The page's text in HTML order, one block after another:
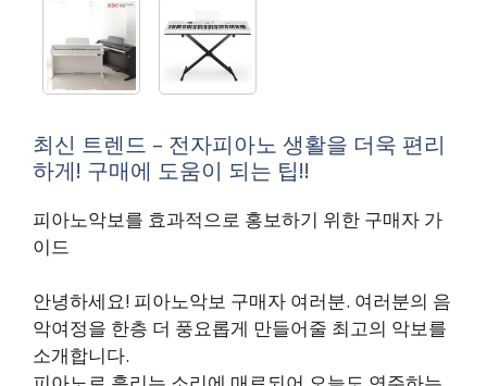
최신 트렌드 – 전자피아노 생활을 더욱 편리
하게! 구매에 도움이 되는 팁!!
피아노악보를 효과적으로 홍보하기 위한 구매자 가
이드
안녕하세요! 피아노악보 구매자 여러분. 여러분의 음
악여정을 한층 더 풍요롭게 만들어줄 최고의 악보를
소개합니다.